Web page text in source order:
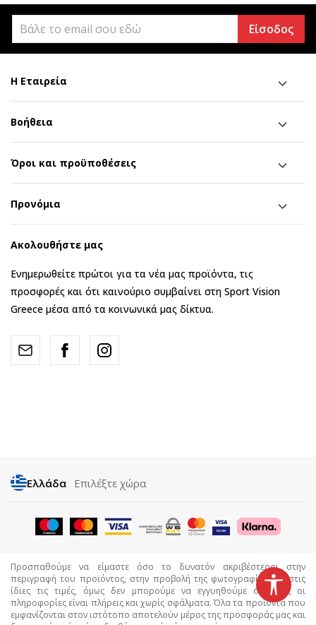
Είσοδος
Η Εταιρεία
Βοήθεια
Όροι και προϋποθέσεις
Προνόμια
Ακολουθήστε μας
Ενημερωθείτε πρώτοι για τα νέα μας προϊόντα, τις
προσφορές και ότι καινούριο συμβαίνει στη Sport Vision
Greece μέσα από τα κοινωνικά μας δίκτυα.
Ελλάδα Επιλέξτε χώρα
Προσπαθούμε να είμαστε όσο το δυνατόν ακριβέστεροι στην
περιγραφή του προϊόντος, στην προβολή της φωτογραφίας και στις
ίδιες τις τιμές, όμως δεν μπορούμε να εγγυηθούμε ότι όλες οι
πληροφορίες είναι πλήρεις και χωρίς σφάλματα. Όλα τα προϊόντα που
εμφανίζονται στον ιστότοπο αποτελούν μέρος της προσφοράς μας και